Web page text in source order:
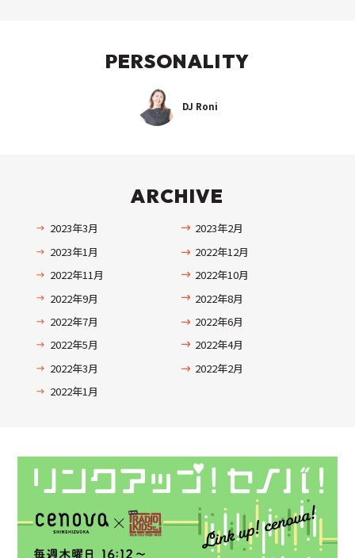
PERSONALITY
DJ Roni
ARCHIVE
2023年3月
2023年2月
2023年1月
2022年12月
2022年11月
2022年10月
2022年9月
2022年8月
2022年7月
2022年6月
2022年5月
2022年4月
2022年3月
2022年2月
2022年1月